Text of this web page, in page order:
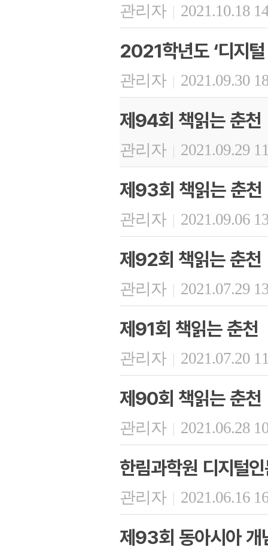
관리자 | 2021.10.18
2021학년도 ‘디지털
관리자 | 2021.09.30
제94회 책읽는 춘천
관리자 | 2021.09.29
제93회 책읽는 춘천
관리자 | 2021.09.06
제92회 책읽는 춘천
관리자 | 2021.07.29
제91회 책읽는 춘천
관리자 | 2021.07.20
제90회 책읽는 춘천
관리자 | 2021.06.28
한림과학원 디지털
관리자 | 2021.06.16
제93회 동아시아 개